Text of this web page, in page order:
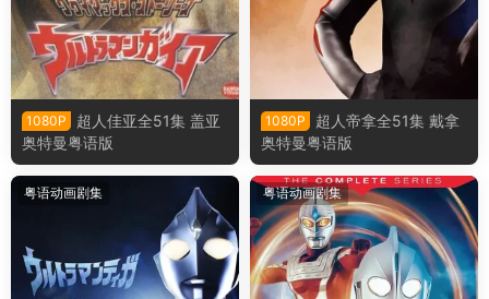
1080P
超人佳亚全51集 盖亚
奥特曼粤语版
1080P
超人帝拿全51集 戴拿
奥特曼粤语版
粤语动画剧集 粤语动画剧集